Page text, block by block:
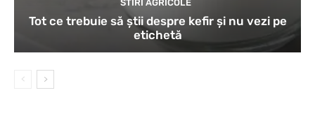
STIRI AGRICOLE
Tot ce trebuie să știi despre kefir și nu vezi pe
etichetă